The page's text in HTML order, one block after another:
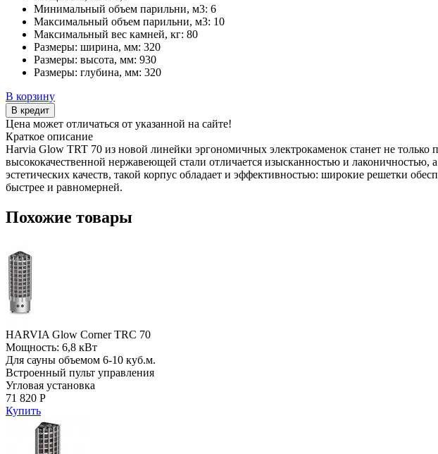
Минимальный объем парильни, м3: 6
Максимальный объем парильни, м3: 10
Максимальный вес камней, кг: 80
Размеры: ширина, мм: 320
Размеры: высота, мм: 930
Размеры: глубина, мм: 320
В корзину
В кредит
Цена может отличаться от указанной на сайте!
Краткое описание
Harvia Glow TRT 70 из новой линейки эргономичных электрокаменок станет не
высококачественной нержавеющей стали отличается изысканностью и
эстетических качеств, такой корпус обладает и эффективностью: широкие решетки
быстрее и равномерней.
Похожие товары
HARVIA Glow Corner TRC 70
Мощность: 6,8 кВт
Для сауны объемом 6-10 куб.м.
Встроенный пульт управления
Угловая установка
71 820 Р
Купить